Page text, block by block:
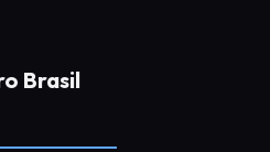
Brasil